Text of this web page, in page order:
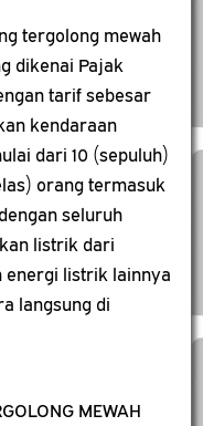
tergolong mewah
dikenai Pajak
tarif sebesar
kendaraan
dari 10 (sepuluh)
orang termasuk
seluruh
listrik dari
energi listrik lainnya
langsung di
MEWAH